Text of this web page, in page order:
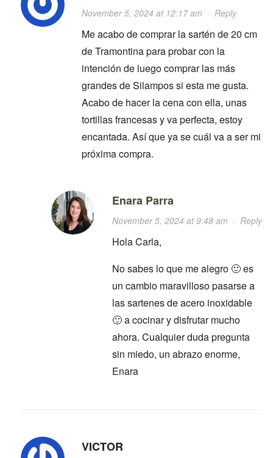
November 5, 2024 at 12:17 am · Reply
Me acabo de comprar la sartén de 20 cm
de Tramontina para probar con la
intención de luego comprar las más
grandes de Silampos si esta me gusta.
Acabo de hacer la cena con ella, unas
tortillas francesas y va perfecta, estoy
encantada. Así que ya se cuál va a ser mi
próxima compra.
Enara Parra
November 5, 2024 at 9:48 am · Reply
Hola Carla,
No sabes lo que me alegro 🙂 es
un cambio maravilloso pasarse a
las sartenes de acero inoxidable
🙂 a cocinar y disfrutar mucho
ahora. Cualquier duda pregunta
sin miedo, un abrazo enorme,
Enara
VICTOR